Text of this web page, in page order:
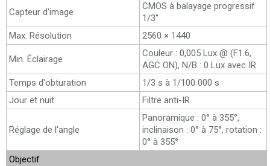
Capteur d'image
CMOS à balayage progressif
1/3"
Max. Résolution
2560 × 1440
Min. Éclairage
Couleur : 0,005 Lux @ (F1.6,
AGC ON), N/B : 0 Lux avec IR
Temps d'obturation
1/3 s à 1/100 000 s
Jour et nuit
Filtre anti-IR
Réglage de l'angle
Panoramique : 0° à 355°,
inclinaison : 0° à 75°, rotation :
0° à 355°
Objectif